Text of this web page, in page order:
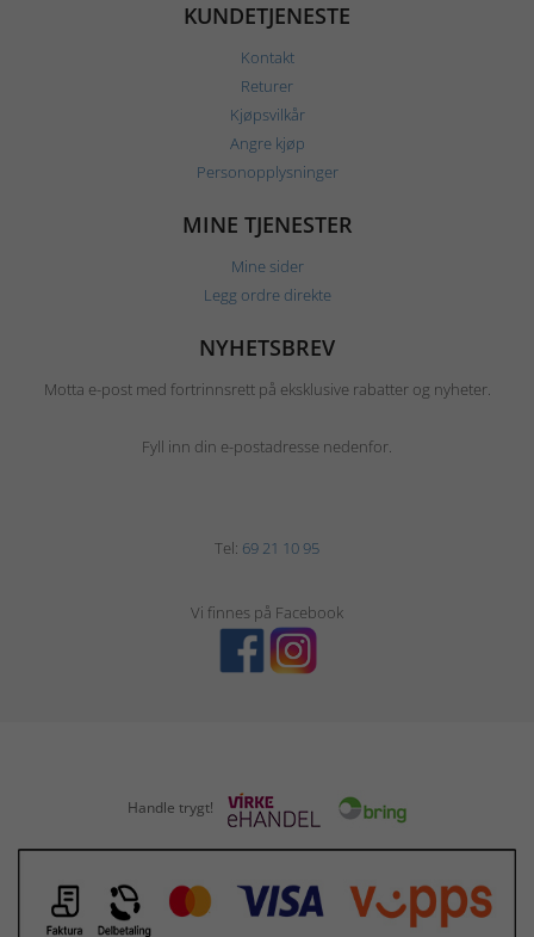
KUNDETJENESTE
Kontakt
Returer
Kjøpsvilkår
Angre kjøp
Personopplysninger
MINE TJENESTER
Mine sider
Legg ordre direkte
NYHETSBREV
Motta e-post med fortrinnsrett på eksklusive rabatter og nyheter.
Fyll inn din e-postadresse nedenfor.
Tel: 69 21 10 95
Vi finnes på Facebook
Handle trygt!